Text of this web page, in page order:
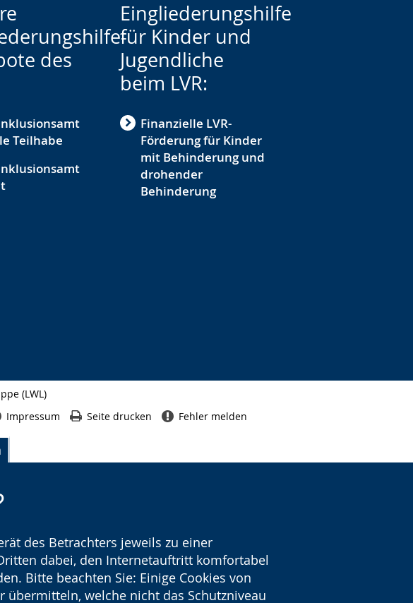
des Betrachters jeweils zu einer
dabei, den Internetauftritt komfortabel
Bitte beachten Sie: Einige Cookies von
übermitteln, welche nicht das Schutzniveau
des
Teilhabe
Eingliederungshilfe
für Kinder und
Jugendliche
beim LVR:
Finanzielle LVR-
Förderung für Kinder
mit Behinderung und
drohender
Behinderung
(LWL)
Impressum Seite drucken Fehler melden